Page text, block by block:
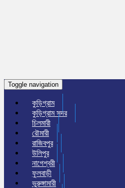
Toggle navigation
কুড়িগ্রাম
কুড়িগ্রাম সদর
চিলমারী
রৌমারী
রাজিবপুর
উলিপুর
নাগেশ্বরী
ফুলবাড়ী
ভুরুঙ্গামারী